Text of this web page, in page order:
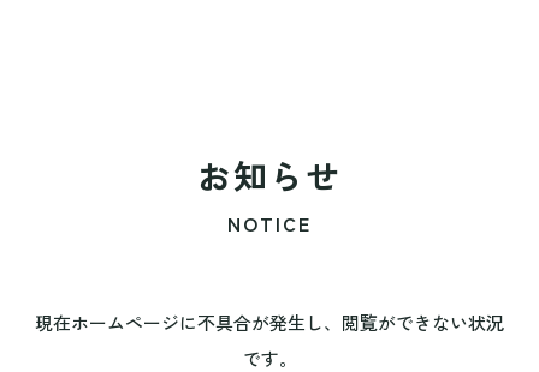
お知らせ
NOTICE
現在ホームページに不具合が発生し、閲覧ができない状況
です。